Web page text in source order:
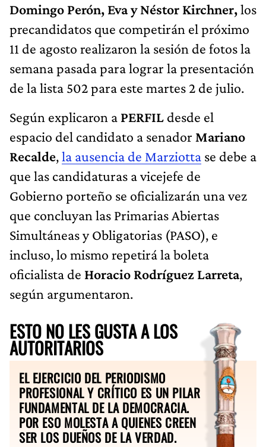
Domingo Perón, Eva y Néstor Kirchner,los
precandidatos que competirán el próximo
11 de agosto realizaron la sesión de fotos la
semana pasada para lograr la presentación
de la lista 502 para este martes 2 de julio.
Según explicaron a PERFIL desde el
espacio del candidato a senador Mariano
Recalde,la ausencia de Marziotta se debe a
que las candidaturas a vicejefe de
Gobierno porteño se oficializarán una vez
que concluyan las Primarias Abiertas
Simultáneas y Obligatorias (PASO), e
incluso, lo mismo repetirá la boleta
oficialista de Horacio Rodríguez Larreta,
según argumentaron.
ESTO NO LES GUSTA A LOS
AUTORITARIOS
EL EJERCICIO DEL PERIODISMO
PROFESIONAL Y CRÍTICO ES UN PILAR
FUNDAMENTAL DE LA DEMOCRACIA.
POR ESO MOLESTA A QUIENES CREEN
SER LOS DUEÑOS DE LA VERDAD.